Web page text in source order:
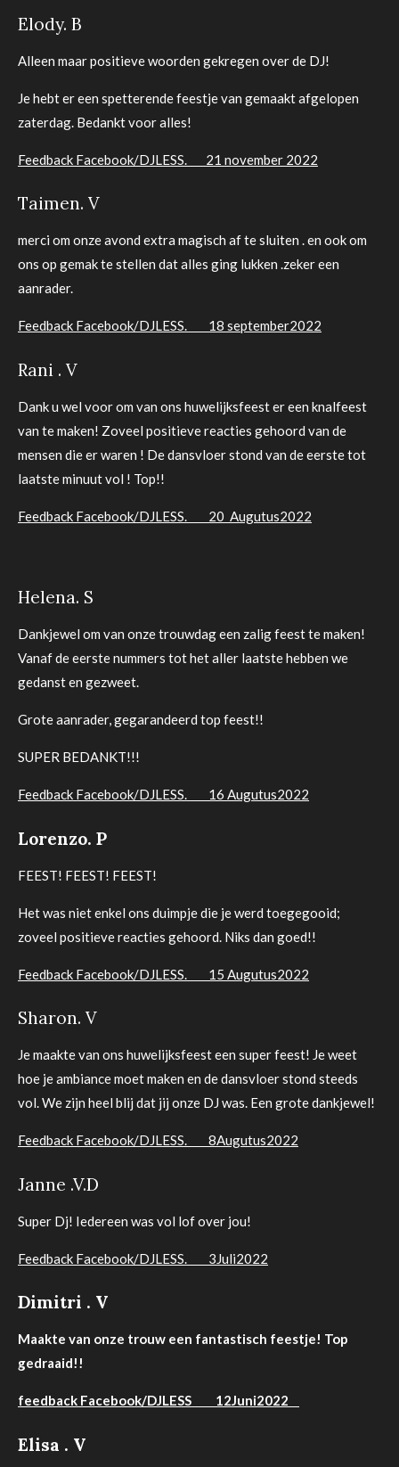
Elody. B
Alleen maar positieve woorden gekregen over de DJ!
Je hebt er een spetterende feestje van gemaakt afgelopen
zaterdag. Bedankt voor alles!
Feedback Facebook/DJLESS. 21 november 2022
Taimen. V
merci om onze avond extra magisch af te sluiten . en ook om
ons op gemak te stellen dat alles ging lukken .zeker een
aanrader.
Feedback Facebook/DJLESS. 18 september2022
Rani . V
Dank u wel voor om van ons huwelijksfeest er een knalfeest
van te maken! Zoveel positieve reacties gehoord van de
mensen die er waren ! De dansvloer stond van de eerste tot
laatste minuut vol ! Top!!
Feedback Facebook/DJLESS. 20 Augutus2022
Helena. S
Dankjewel om van onze trouwdag een zalig feest te maken!
Vanaf de eerste nummers tot het aller laatste hebben we
gedanst en gezweet.
Grote aanrader, gegarandeerd top feest!!
SUPER BEDANKT!!!
Feedback Facebook/DJLESS. 16 Augutus2022
Lorenzo. P
FEEST! FEEST! FEEST!
Het was niet enkel ons duimpje die je werd toegegooid;
zoveel positieve reacties gehoord. Niks dan goed!!
Feedback Facebook/DJLESS. 15 Augutus2022
Sharon. V
Je maakte van ons huwelijksfeest een super feest! Je weet
hoe je ambiance moet maken en de dansvloer stond steeds
vol. We zijn heel blij dat jij onze DJ was. Een grote dankjewel!
Feedback Facebook/DJLESS. 8Augutus2022
Janne .V.D
Super Dj! Iedereen was vol lof over jou!
Feedback Facebook/DJLESS. 3Juli2022
Dimitri . V
Maakte van onze trouw een fantastisch feestje! Top
gedraaid!!
feedback Facebook/DJLESS 12Juni2022
Elisa . V